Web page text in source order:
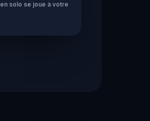
solo se joue à votre